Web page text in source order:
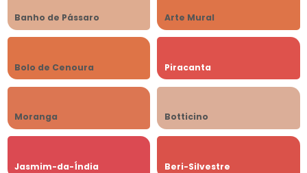
Banho de Pássaro Arte Mural
Bolo de Cenoura Piracanta
Moranga Botticino
Jasmim-da-Índia Beri-Silvestre